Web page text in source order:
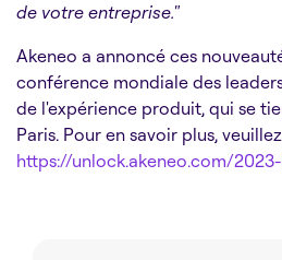
de votre entreprise."
Akeneo a annoncé ces
conférence mondiale des
de l'expérience produit, qui se
Paris. Pour en savoir plus,
https://unlock.akeneo.com/